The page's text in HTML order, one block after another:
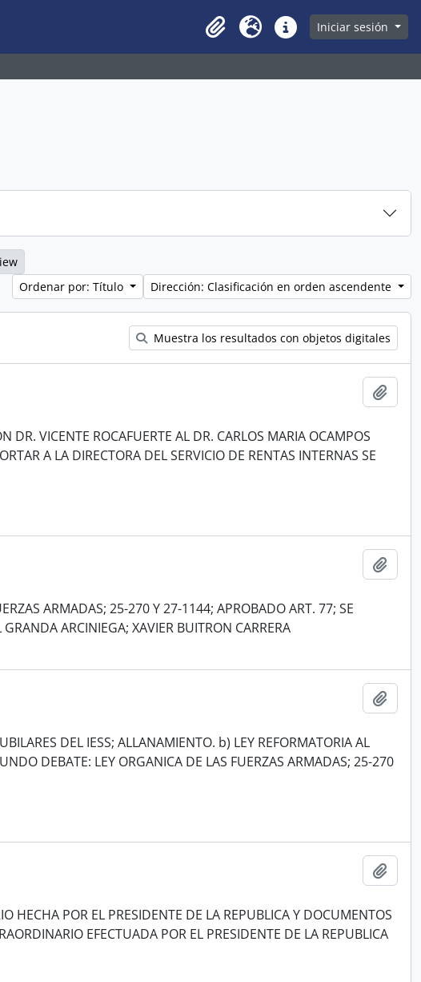
Clipboard
Idioma Enlaces rápidos
Iniciar sesión
Ordenar por: Título
Dirección: Clasificación en orden ascendente
Muestra los resultados con objetos digitales
DR. VICENTE ROCAFUERTE AL DR. CARLOS MARIA OCAMPOS
A LA DIRECTORA DEL SERVICIO DE RENTAS INTERNAS SE
ARMADAS; 25-270 Y 27-1144; APROBADO ART. 77; SE
ARCINIEGA; XAVIER BUITRON CARRERA
DEL IESS; ALLANAMIENTO. b) LEY REFORMATORIA AL
DEBATE: LEY ORGANICA DE LAS FUERZAS ARMADAS; 25-270
HECHA POR EL PRESIDENTE DE LA REPUBLICA Y DOCUMENTOS
EFECTUADA POR EL PRESIDENTE DE LA REPUBLICA